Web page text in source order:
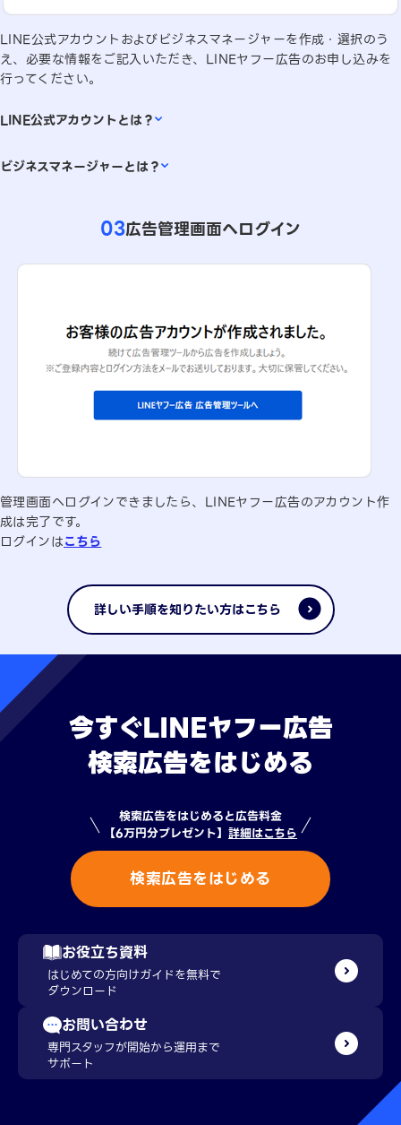
LINE公式アカウントおよびビジネスマネージャーを作成・選択のう
え、必要な情報をご記入いただき、LINEヤフー広告のお申し込みを
行ってください。
LINE公式アカウントとは？
直接情報を発信できるビジネス用のサービスです。充実した機能で集
ビジネスマネージャーとは？
り、アカウントやソリューションを横断してオーディエンスの共有な
03広告管理画面へログイン
管理画面へログインできましたら、LINEヤフー広告のアカウント作
成は完了です。
ログインはこちら
詳しい手順を知りたい方はこちら
今すぐLINEヤフー広告
検索広告をはじめる
検索広告をはじめると広告料金
【6万円分プレゼント】 詳細はこちら
検索広告をはじめる
お役立ち資料
はじめての方向けガイドを無料で
ダウンロード
お問い合わせ
専門スタッフが開始から運用まで
サポート